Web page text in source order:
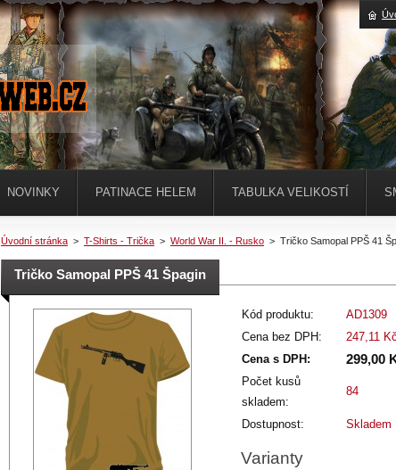
Úvodní stránka > T-Shirts - Trička > World War II. - Rusko > Tričko Samopal PPŠ 41
Tričko Samopal PPŠ 41 Špagin
Kód produktu:
AD1309
Cena bez DPH:
247,11 Kč
Cena s DPH:
299,00
Počet kusů
skladem:
84
Dostupnost: Skladem
Varianty
NOVINKY PATINACE HELEM TABULKA VELIKOSTÍ